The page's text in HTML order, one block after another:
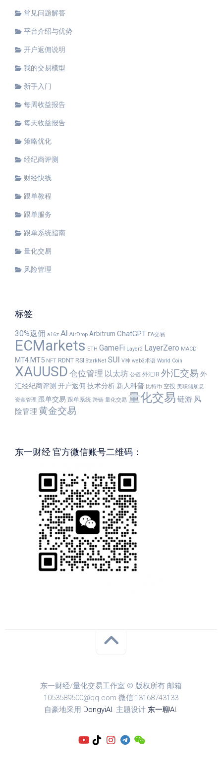
常见问题解答
平台介绍与优势
开户返佣说明
我的交易模型
新手入门
每周收益报告
每天收益报告
策略优化
经纪商评测
财经快线
跟单教程
跟单服务
跟单系统指南
量化交易
风险管理
标签
30%返佣 a16z AI AirDrop Arbitrum ChatGPT EA交易
ECMarkets ETH GameFi Layer2 LayerZero MACD
MT4MT5 NFT RDNT RSI StarkNet SUI V神 web3术语 World Coin
XAUUSD 仓位管理 以太坊 公链 外汇IB 外汇交易 外
汇经纪商评测 开户返佣 技术分析 新人科普 比特币 空投 美联储加息
资金管理 跟单交易 跟单系统 跨链 量化交易 量化交易 链游 风
险管理 黄金交易
东一财经 官方微信账号二维码：
东一财经/量化交易工作室 © 版权所有 邮箱
1053589500@qq.com 微信:13168743133
自豪地采用 DongyiAI. 主题设计 东一聊AI.